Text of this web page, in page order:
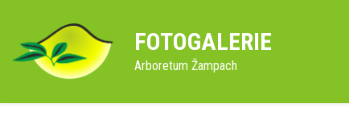
FOTOGALERIE
Arboretum Žampach